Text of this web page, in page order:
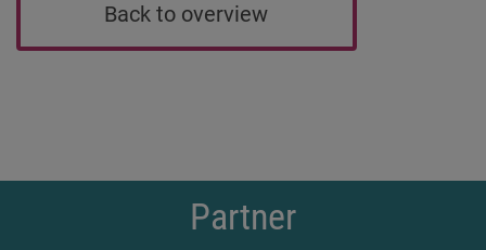
Back to overview
Partner